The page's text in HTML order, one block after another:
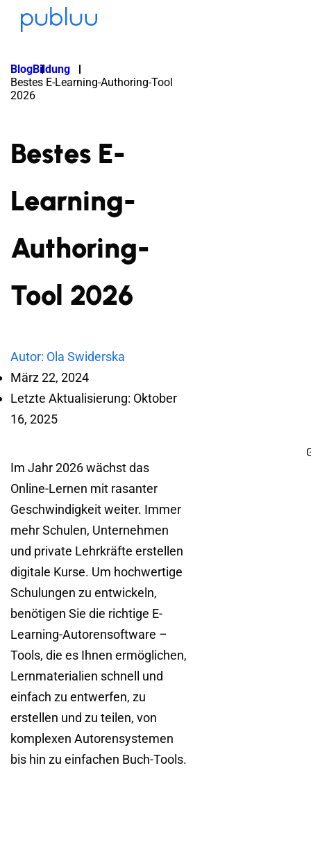
BlogBildung
Bestes E-Learning-Authoring-Tool
2026
Bestes E-
Learning-
Authoring-
Tool 2026
Autor: Ola Swiderska
März 22, 2024
Letzte Aktualisierung: Oktober
16, 2025
Im Jahr 2026 wächst das
Online-Lernen mit rasanter
Geschwindigkeit weiter. Immer
mehr Schulen, Unternehmen
und private Lehrkräfte erstellen
digitale Kurse. Um hochwertige
Schulungen zu entwickeln,
benötigen Sie die richtige E-
Learning-Autorensoftware –
Tools, die es Ihnen ermöglichen,
Lernmaterialien schnell und
einfach zu entwerfen, zu
erstellen und zu teilen, von
komplexen Autorensystemen
bis hin zu einfachen Buch-Tools.